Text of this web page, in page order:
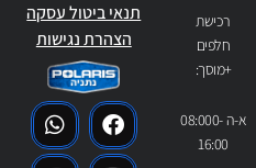
רכישת
חלפים
+מוסך:
א-ה 08:000-
16:00
תנאי ביטול עסקה
הצהרת נגישות